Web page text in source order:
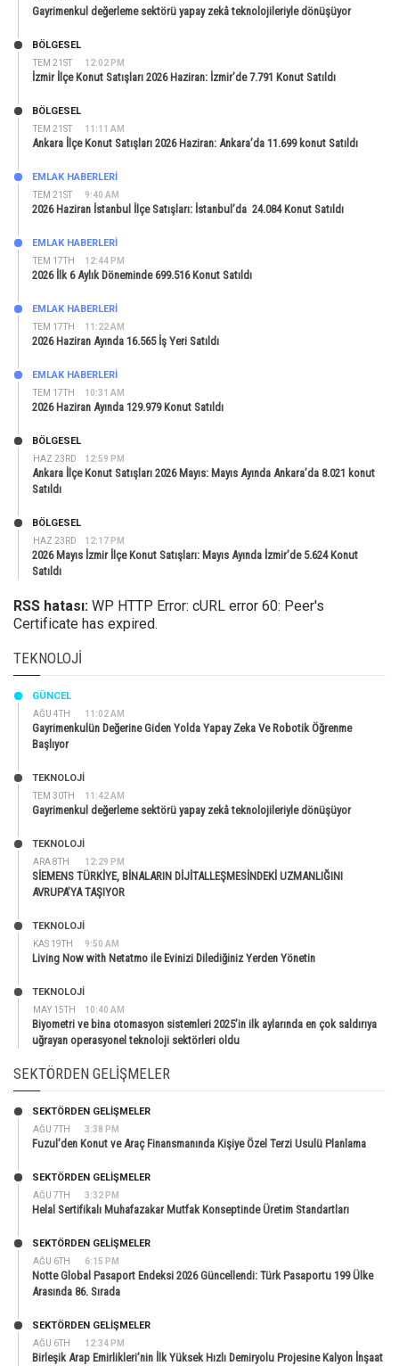
Gayrimenkul değerleme sektörü yapay zekâ teknolojileriyle dönüşüyor
TEM 21ST 12:02 PM
BÖLGESEL
İzmir İlçe Konut Satışları 2026 Haziran: İzmir’de 7.791 Konut Satıldı
TEM 21ST 11:11 AM
BÖLGESEL
Ankara İlçe Konut Satışları 2026 Haziran: Ankara’da 11.699 konut Satıldı
TEM 21ST 9:40 AM
EMLAK HABERLERI
2026 Haziran İstanbul İlçe Satışları: İstanbul’da 24.084 Konut Satıldı
TEM 17TH 12:44 PM
EMLAK HABERLERI
2026 İlk 6 Aylık Döneminde 699.516 Konut Satıldı
TEM 17TH 11:22 AM
EMLAK HABERLERI
2026 Haziran Ayında 16.565 İş Yeri Satıldı
TEM 17TH 10:31 AM
EMLAK HABERLERI
2026 Haziran Ayında 129.979 Konut Satıldı
HAZ 23RD 12:59 PM
BÖLGESEL
Ankara İlçe Konut Satışları 2026 Mayıs: Mayıs Ayında Ankara’da 8.021 konut
Satıldı
HAZ 23RD 12:17 PM
BÖLGESEL
2026 Mayıs İzmir İlçe Konut Satışları: Mayıs Ayında İzmir’de 5.624 Konut
Satıldı
RSS hatası: WP HTTP Error: cURL error 60: Peer's
Certificate has expired.
TEKNOLOJI
AĞU 4TH 11:02 AM
GÜNCEL
Gayrimenkulün Değerine Giden Yolda Yapay Zeka Ve Robotik Öğrenme
Başlıyor
TEM 30TH 11:42 AM
TEKNOLOJİ
Gayrimenkul değerleme sektörü yapay zekâ teknolojileriyle dönüşüyor
ARA 8TH 12:29 PM
TEKNOLOJİ
SİEMENS TÜRKİYE, BİNALARIN DİJİTALLEŞMESİNDEKİ UZMANLIĞINI
AVRUPA’YA TAŞIYOR
KAS 19TH 9:50 AM
TEKNOLOJİ
Living Now with Netatmo ile Evinizi Dilediğiniz Yerden Yönetin
MAY 15TH 10:40 AM
TEKNOLOJİ
Biyometri ve bina otomasyon sistemleri 2025’in ilk aylarında en çok saldırıya
uğrayan operasyonel teknoloji sektörleri oldu
SEKTÖRDEN GELIŞMELER
AĞU 7TH 3:38 PM
SEKTÖRDEN GELIŞMELER
Fuzul’den Konut ve Araç Finansmanında Kişiye Özel Terzi Usulü Planlama
AĞU 7TH 3:32 PM
SEKTÖRDEN GELIŞMELER
Helal Sertifikalı Muhafazakar Mutfak Konseptinde Üretim Standartları
AĞU 6TH 6:15 PM
SEKTÖRDEN GELIŞMELER
Notte Global Pasaport Endeksi 2026 Güncellendi: Türk Pasaportu 199 Ülke
Arasında 86. Sırada
AĞU 6TH 12:34 PM
SEKTÖRDEN GELIŞMELER
Birleşik Arap Emirlikleri’nin İlk Yüksek Hızlı Demiryolu Projesine Kalyon İnşaat